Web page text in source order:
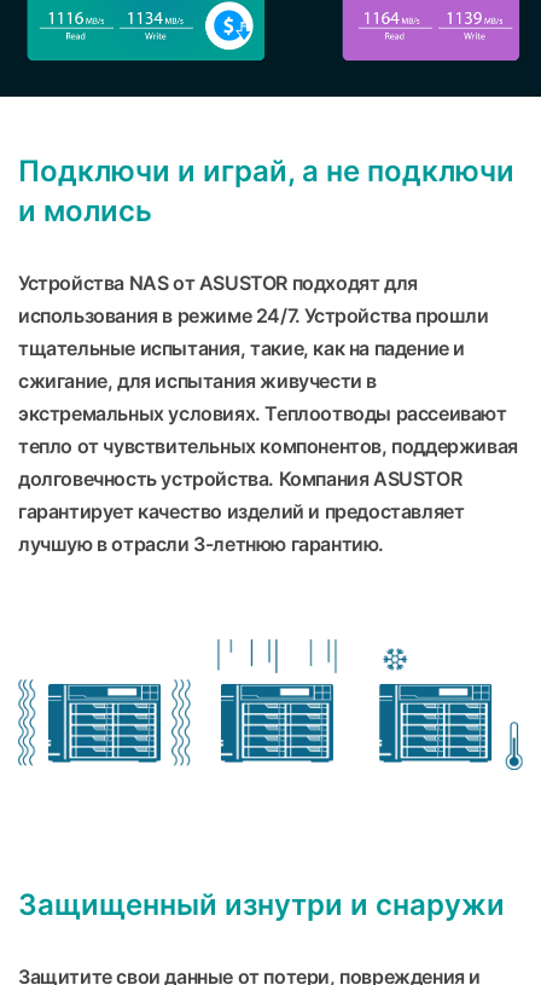
Подключи и играй, а не подключи
и молись
Устройства NAS от ASUSTOR подходят для
использования в режиме 24/7. Устройства прошли
тщательные испытания, такие, как на падение и
сжигание, для испытания живучести в
экстремальных условиях. Теплоотводы рассеивают
тепло от чувствительных компонентов, поддерживая
долговечность устройства. Компания ASUSTOR
гарантирует качество изделий и предоставляет
лучшую в отрасли 3-летнюю гарантию.
Защищенный изнутри и снаружи
Защитите свои данные от потери, повреждения и